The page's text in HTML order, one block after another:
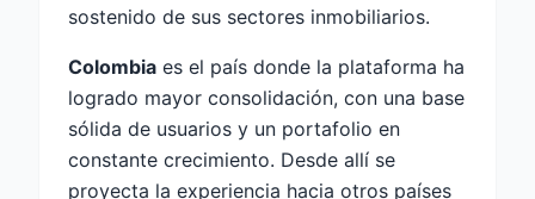
sostenido de sus sectores inmobiliarios.
Colombia es el país donde la plataforma ha
logrado mayor consolidación, con una base
sólida de usuarios y un portafolio en
constante crecimiento. Desde allí se
proyecta la experiencia hacia otros países